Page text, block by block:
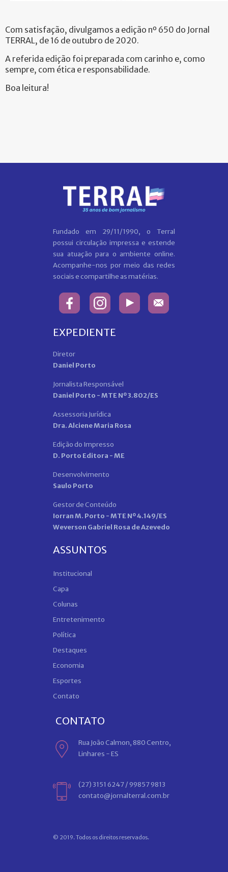
Com satisfação, divulgamos a edição nº 650 do Jornal
TERRAL, de 16 de outubro de 2020.
A referida edição foi preparada com carinho e, como
sempre, com ética e responsabilidade.
Boa leitura!
Fundado em 29/11/1990, o Terral
possui circulação impressa e estende
sua atuação para o ambiente online.
Acompanhe-nos por meio das redes
sociais e compartilhe as matérias.
EXPEDIENTE
Diretor
Daniel Porto
Jornalista Responsável
Daniel Porto - MTE Nº 3.802/ES
Assessoria Jurídica
Dra. Alciene Maria Rosa
Edição do Impresso
D. Porto Editora - ME
Desenvolvimento
Saulo Porto
Gestor de Conteúdo
Iorran M. Porto - MTE Nº 4.149/ES
Weverson Gabriel Rosa de Azevedo
ASSUNTOS
Institucional
Capa
Colunas
Entretenimento
Política
Destaques
Economia
Esportes
Contato
CONTATO
Rua João Calmon, 880 Centro,
Linhares - ES
(27) 3151 6247 / 99857 9813
contato@jornalterral.com.br
© 2019. Todos os direitos reservados.